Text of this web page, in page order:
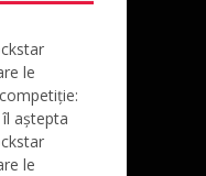
le
aștepta
le